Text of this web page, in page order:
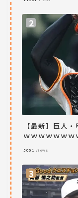
【最新】巨人
ｗｗｗｗｗｗｗ
5061 views